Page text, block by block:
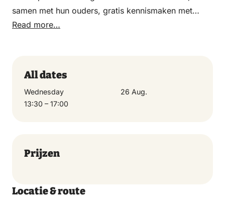
samen met hun ouders, gratis kennismaken met
verschillende activiteiten en sporten. Maar bovenal is
Read more…
All dates
Wednesday
26 Aug.
13:30 – 17:00
Prijzen
Locatie & route